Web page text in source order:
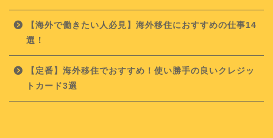
【海外で働きたい人必見】海外移住におすすめの仕事14
選！
【定番】海外移住でおすすめ！使い勝手の良いクレジッ
トカード3選